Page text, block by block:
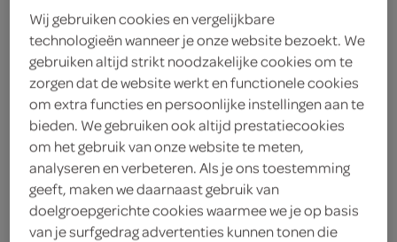
Spar pompoensoep
Spar
2.
49
320 Gram
Wij gebruiken cookies en vergelijkbare
technologieën wanneer je onze website bezoekt. We
gebruiken altijd strikt noodzakelijke cookies om te
zorgen dat de website werkt en functionele cookies
om extra functies en persoonlijke instellingen aan te
bieden. We gebruiken ook altijd prestatiecookies
om het gebruik van onze website te meten,
analyseren en verbeteren. Als je ons toestemming
geeft, maken we daarnaast gebruik van
doelgroepgerichte cookies waarmee we je op basis
van je surfgedrag advertenties kunnen tonen die